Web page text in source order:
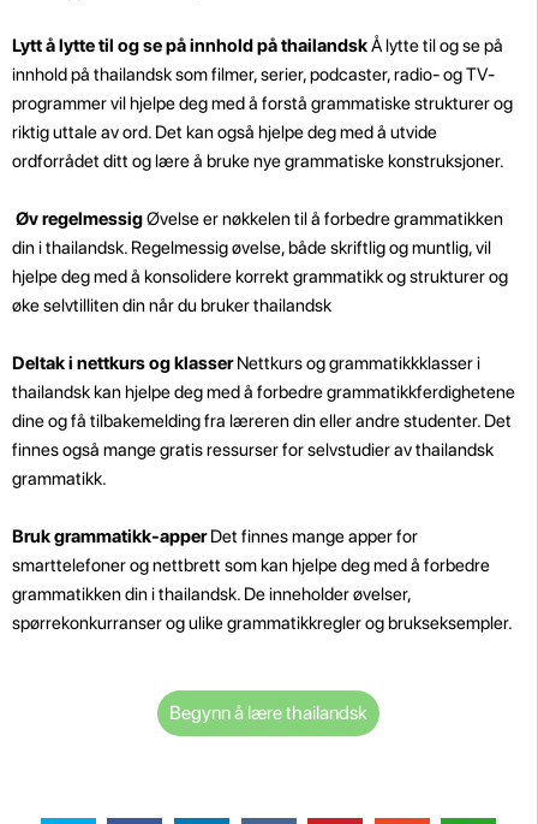
Lytt å lytte til og se på innhold på thailandskÅ lytte til og se på
innhold på thailandsk som filmer, serier, podcaster, radio- og TV-
programmer vil hjelpe deg med å forstå grammatiske strukturer og
riktig uttale av ord. Det kan også hjelpe deg med å utvide
ordforrådet ditt og lære å bruke nye grammatiske konstruksjoner.
Øv regelmessigØvelse er nøkkelen til å forbedre grammatikken
din i thailandsk. Regelmessig øvelse, både skriftlig og muntlig, vil
hjelpe deg med å konsolidere korrekt grammatikk og strukturer og
øke selvtilliten din når du bruker thailandsk
Deltak i nettkurs og klasserNettkurs og grammatikkklasser i
thailandsk kan hjelpe deg med å forbedre grammatikkferdighetene
dine og få tilbakemelding fra læreren din eller andre studenter. Det
finnes også mange gratis ressurser for selvstudier av thailandsk
grammatikk.
Bruk grammatikk-apperDet finnes mange apper for
smarttelefoner og nettbrett som kan hjelpe deg med å forbedre
grammatikken din i thailandsk. De inneholder øvelser,
spørrekonkurranser og ulike grammatikkregler og brukseksempler.
Begynn å lære thailandsk